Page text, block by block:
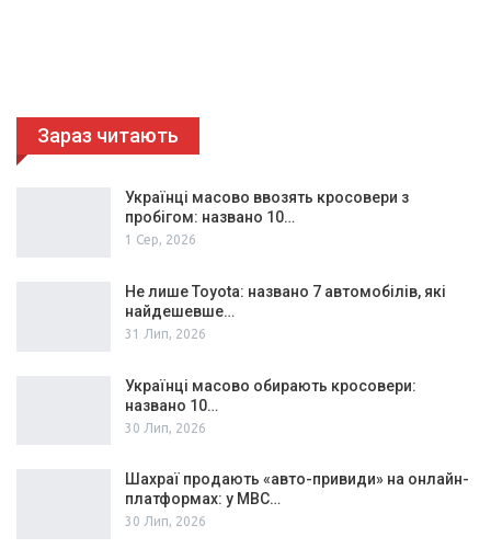
Зараз читають
Українці масово ввозять кросовери з
пробігом: названо 10…
1 Сер, 2026
Не лише Toyota: названо 7 автомобілів, які
найдешевше…
31 Лип, 2026
Українці масово обирають кросовери:
названо 10…
30 Лип, 2026
Шахраї продають «авто-привиди» на онлайн-
платформах: у МВС…
30 Лип, 2026